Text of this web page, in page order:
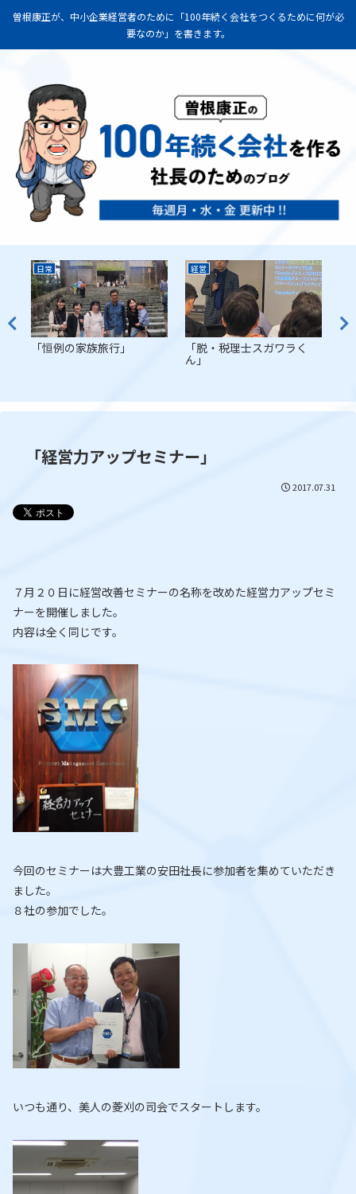
曽根康正が、中小企業経営者のために「100年続く会社をつくるために何が必
要なのか」を書きます。
日常
「恒例の家族旅行」
経営
「脱・税理士スガワラく
ん」
「経営力アップセミナー」
2017.07.31
７月２０日に経営改善セミナーの名称を改めた経営力アップセミ
ナーを開催しました。
内容は全く同じです。
今回のセミナーは大豊工業の安田社長に参加者を集めていただき
ました。
８社の参加でした。
いつも通り、美人の菱刈の司会でスタートします。